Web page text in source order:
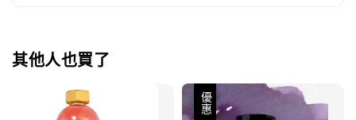
其他人也買了
優惠